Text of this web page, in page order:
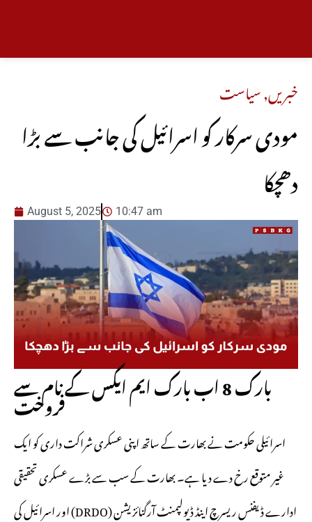
خبریں,سیاست
مودی سرکار کو اسرائیل کی جانب سے بڑا
دھچکا
August 5, 2025 10:47 am
بارک 8 اب بارک ایم ایکس کے نام سے
فروخت
اسرائیلی حکومت نے بھارت کے ساتھ اپنی عسکری شراکت داری کو ایک
غیر متوقع رخ دے دیا ہے۔ بھارت کے سب سے بڑے عسکری تحقیقی
ادارے ڈیفنس ریسرچ اینڈ ڈیولپمنٹ آرگنائزیشن (DRDO) اور اسرائیل کی